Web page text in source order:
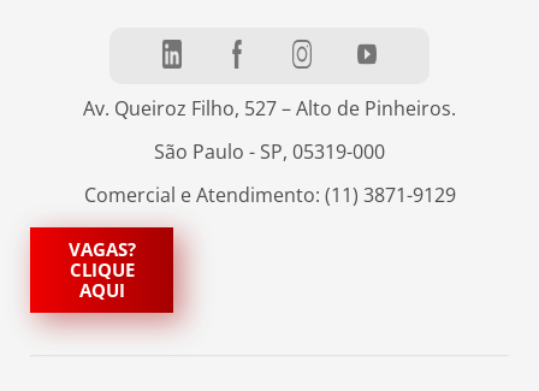
Av. Queiroz Filho, 527 – Alto de Pinheiros.
São Paulo - SP, 05319-000
Comercial e Atendimento: (11) 3871-9129
VAGAS?
CLIQUE
AQUI